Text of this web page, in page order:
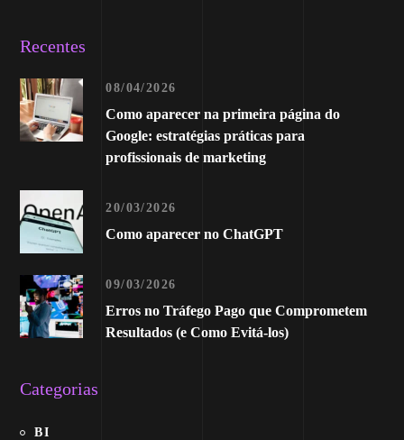
Recentes
08/04/2026
Como aparecer na primeira página do
Google: estratégias práticas para
profissionais de marketing
20/03/2026
Como aparecer no ChatGPT
09/03/2026
Erros no Tráfego Pago que Comprometem
Resultados (e Como Evitá-los)
Categorias
BI